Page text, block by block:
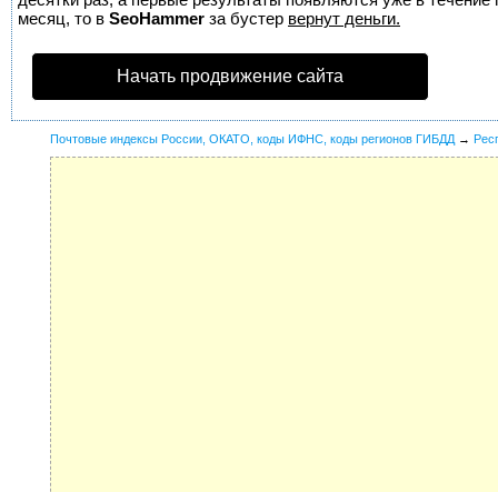
месяц, то в SeoHammer за бустер вернут деньги.
Начать продвижение сайта
Почтовые индексы России, ОКАТО, коды ИФНС, коды регионов ГИБДД →